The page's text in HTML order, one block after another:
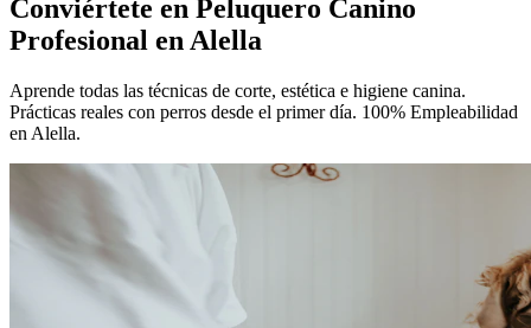
Conviértete en Peluquero Canino
Profesional en Alella
Aprende todas las técnicas de corte, estética e higiene canina.
Prácticas reales con perros desde el primer día. 100% Empleabilidad
en Alella.